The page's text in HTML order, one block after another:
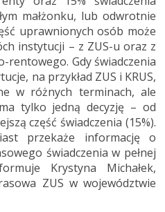
małżonku, lub odwrotnie
uprawnionych osób może
instytucji – z ZUS-u oraz z
Gdy świadczenia
na przykład ZUS i KRUS,
w różnych terminach, ale
tylko jedną decyzję – od
część świadczenia (15%).
przekaże informację o
świadczenia w pełnej
Krystyna Michałek,
ZUS w województwie